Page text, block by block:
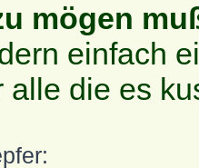
mögen
einfach
alle die es